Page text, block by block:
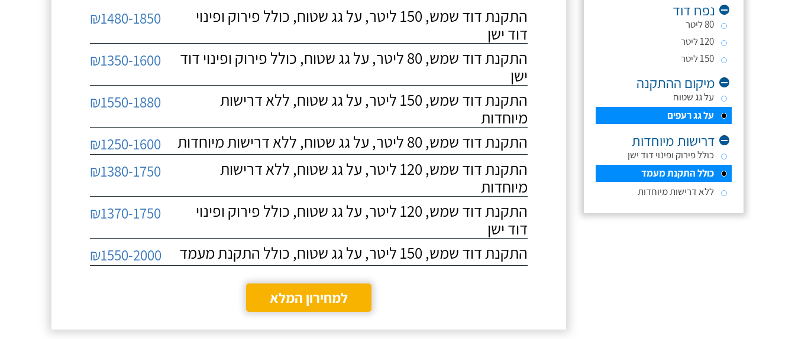
נפח דוד
80 ליטר
120 ליטר
150 ליטר
מיקום ההתקנה
על גג שטוח
על גג רעפים
דרישות מיוחדות
כולל פירוק ופינוי דוד ישן
כולל התקנת מעמד
ללא דרישות מיוחדות
התקנת דוד שמש, 150 ליטר, על גג שטוח, כולל פירוק ופינוי
דוד ישן
₪1480-1850
התקנת דוד שמש, 80 ליטר, על גג שטוח, כולל פירוק ופינוי דוד
ישן
₪1350-1600
התקנת דוד שמש, 150 ליטר, על גג שטוח, ללא דרישות
מיוחדות
₪1550-1880
התקנת דוד שמש, 80 ליטר, על גג שטוח, ללא דרישות מיוחדות ₪1250-1600
התקנת דוד שמש, 120 ליטר, על גג שטוח, ללא דרישות
מיוחדות
₪1380-1750
התקנת דוד שמש, 120 ליטר, על גג שטוח, כולל פירוק ופינוי
דוד ישן
₪1370-1750
התקנת דוד שמש, 150 ליטר, על גג שטוח, כולל התקנת מעמד ₪1550-2000
למחירון המלא